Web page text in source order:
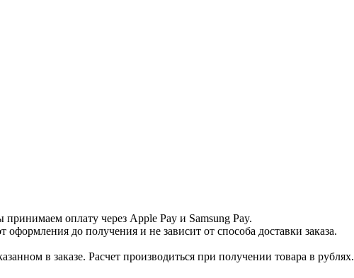
оплату через Apple Pay и Samsung Pay.
до получения и не зависит от способа доставки заказа.
в заказе. Расчет производиться при получении товара в рублях.